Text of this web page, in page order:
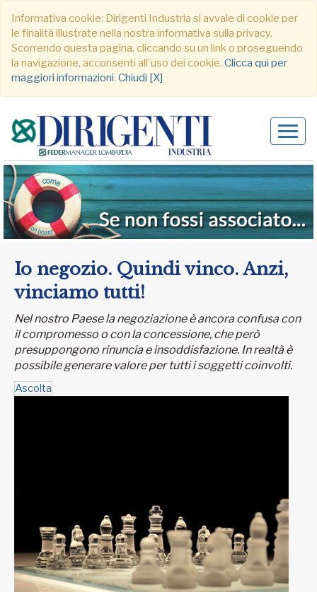
Informativa cookie: Dirigenti Industria si avvale di cookie per
le finalità illustrate nella nostra informativa sulla privacy.
Scorrendo questa pagina, cliccando su un link o proseguendo
la navigazione, acconsenti all´uso dei cookie. Clicca qui per
maggiori informazioni. Chiudi [X]
Io negozio. Quindi vinco. Anzi,
vinciamo tutti!
Nel nostro Paese la negoziazione è ancora confusa con
il compromesso o con la concessione, che però
presuppongono rinuncia e insoddisfazione. In realtà è
possibile generare valore per tutti i soggetti coinvolti.
Ascolta